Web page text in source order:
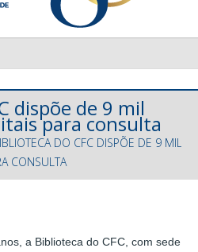
dispõe de 9 mil
para consulta
DO CFC DISPÕE DE 9 MIL
CONSULTA
a Biblioteca do CFC, com sede